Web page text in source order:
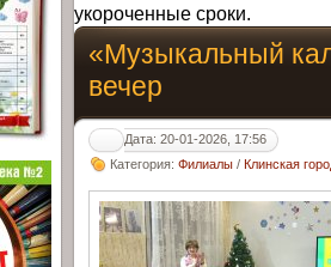
укороченные сроки.
«Музыкальный
вечер
Дата: 20-01-2026, 17:56
Категория: Филиалы / Клинская